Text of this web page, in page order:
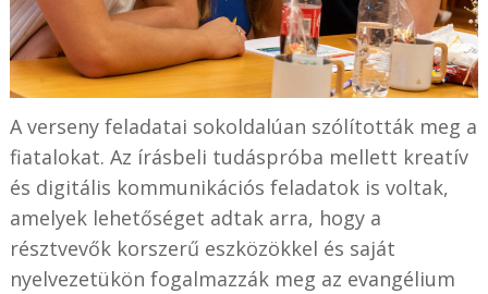
A verseny feladatai sokoldalúan szólították meg a
fiatalokat. Az írásbeli tudáspróba mellett kreatív
és digitális kommunikációs feladatok is voltak,
amelyek lehetőséget adtak arra, hogy a
résztvevők korszerű eszközökkel és saját
nyelvezetükön fogalmazzák meg az evangélium